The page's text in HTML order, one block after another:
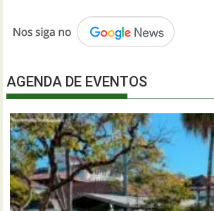
AGENDA DE EVENTOS